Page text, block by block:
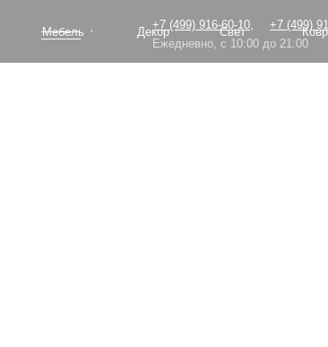
+7 (499) 916-60-66
+7 (499) 916-60-10,
Ежедневно, с 10:00 до 21:00
Свет
Декор
Мебель Ковры